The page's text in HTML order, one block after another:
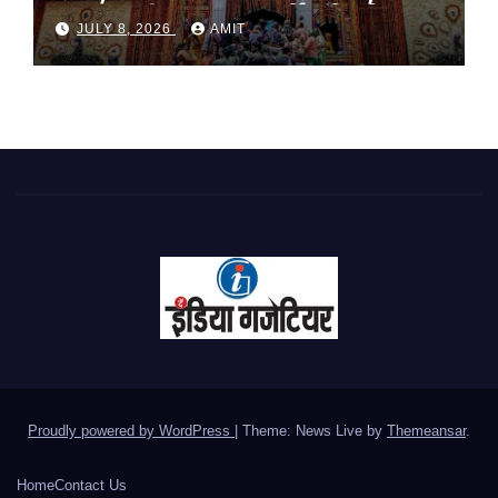
अनुशासनहीनता पर एक कार्मिक निलंबित
JULY 8, 2026 AMIT
Proudly powered by WordPress Theme: News Live by Themeansar.
HomeContact Us